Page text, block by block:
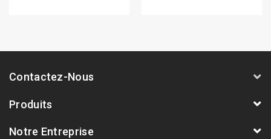
Contactez-Nous
Produits
Notre Entreprise